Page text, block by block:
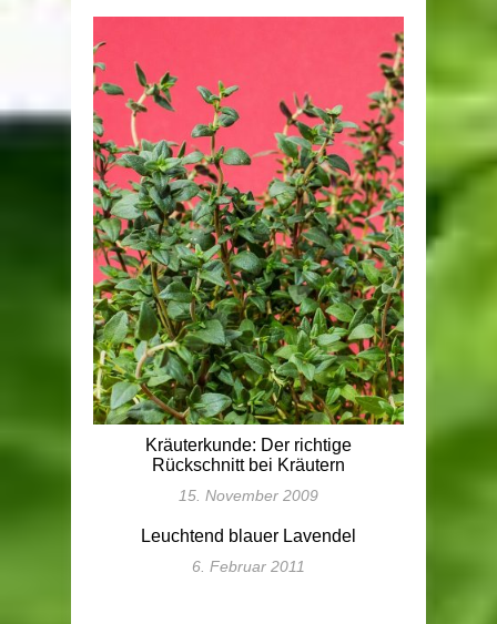
Kräuterkunde: Der richtige
Rückschnitt bei Kräutern
15. November 2009
Leuchtend blauer Lavendel
6. Februar 2011